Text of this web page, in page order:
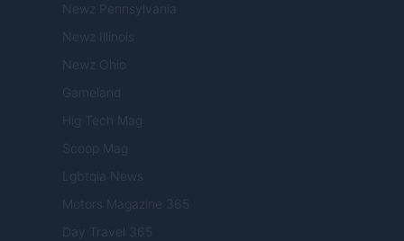
Newz Pennsylvania
Newz Illinois
Newz Ohio
Gameland
Hig Tech Mag
Scoop Mag
Lgbtqia News
Motors Magazine 365
Day Travel 365